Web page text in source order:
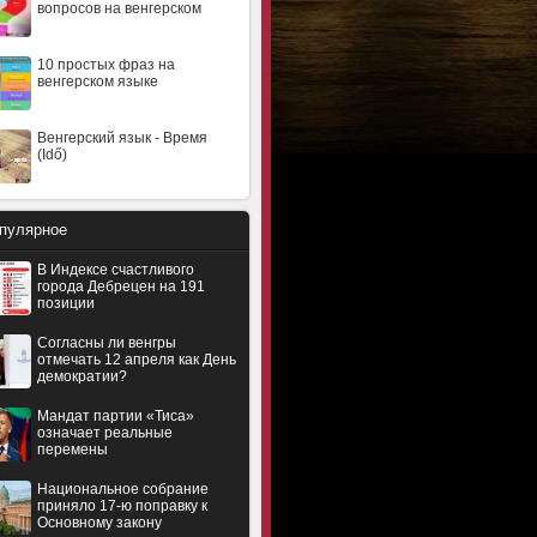
вопросов на венгерском
10 простых фраз на
венгерском языке
Венгерский язык - Время
(Idő)
В Индексе счастливого
города Дебрецен на 191
позиции
Согласны ли венгры
отмечать 12 апреля как День
демократии?
Мандат партии «Тиса»
означает реальные
перемены
Национальное собрание
приняло 17-ю поправку к
Основному закону